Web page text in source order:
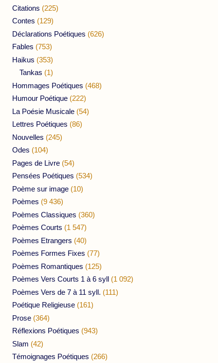
Citations (225)
Contes (129)
Déclarations Poétiques (626)
Fables (753)
Haikus (353)
Tankas (1)
Hommages Poétiques (468)
Humour Poétique (222)
La Poésie Musicale (54)
Lettres Poétiques (86)
Nouvelles (245)
Odes (104)
Pages de Livre (54)
Pensées Poétiques (534)
Poème sur image (10)
Poèmes (9 436)
Poèmes Classiques (360)
Poèmes Courts (1 547)
Poèmes Etrangers (40)
Poèmes Formes Fixes (77)
Poèmes Romantiques (125)
Poèmes Vers Courts 1 à 6 syll (1 092)
Poèmes Vers de 7 à 11 syll. (111)
Poétique Religieuse (161)
Prose (364)
Réflexions Poétiques (943)
Slam (42)
Témoignages Poétiques (266)